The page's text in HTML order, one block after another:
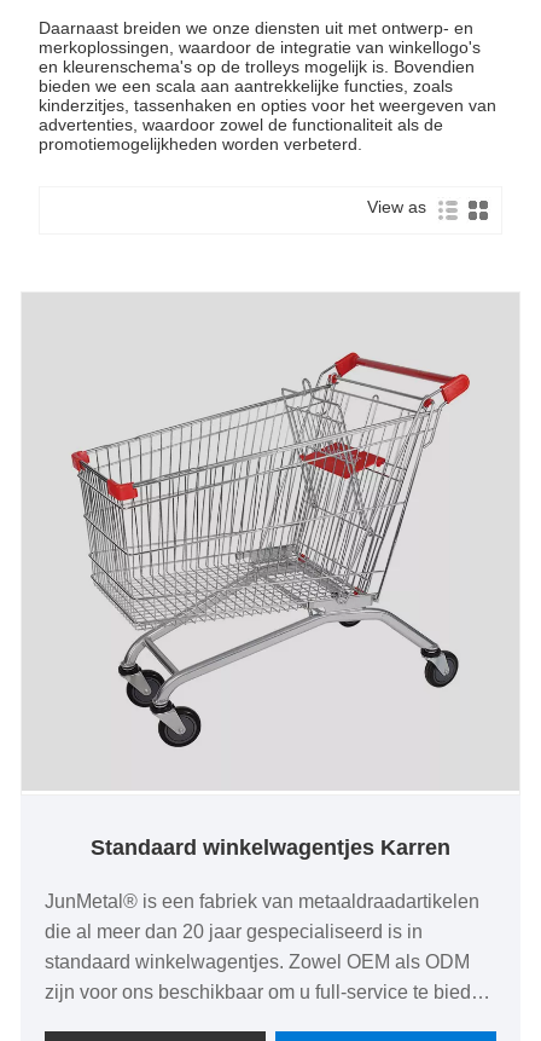
Daarnaast breiden we onze diensten uit met ontwerp- en
merkoplossingen, waardoor de integratie van winkellogo's
en kleurenschema's op de trolleys mogelijk is. Bovendien
bieden we een scala aan aantrekkelijke functies, zoals
kinderzitjes, tassenhaken en opties voor het weergeven van
advertenties, waardoor zowel de functionaliteit als de
promotiemogelijkheden worden verbeterd.
View as
Standaard winkelwagentjes Karren
JunMetal® is een fabriek van metaaldraadartikelen
die al meer dan 20 jaar gespecialiseerd is in
standaard winkelwagentjes. Zowel OEM als ODM
zijn voor ons beschikbaar om u full-service te bieden